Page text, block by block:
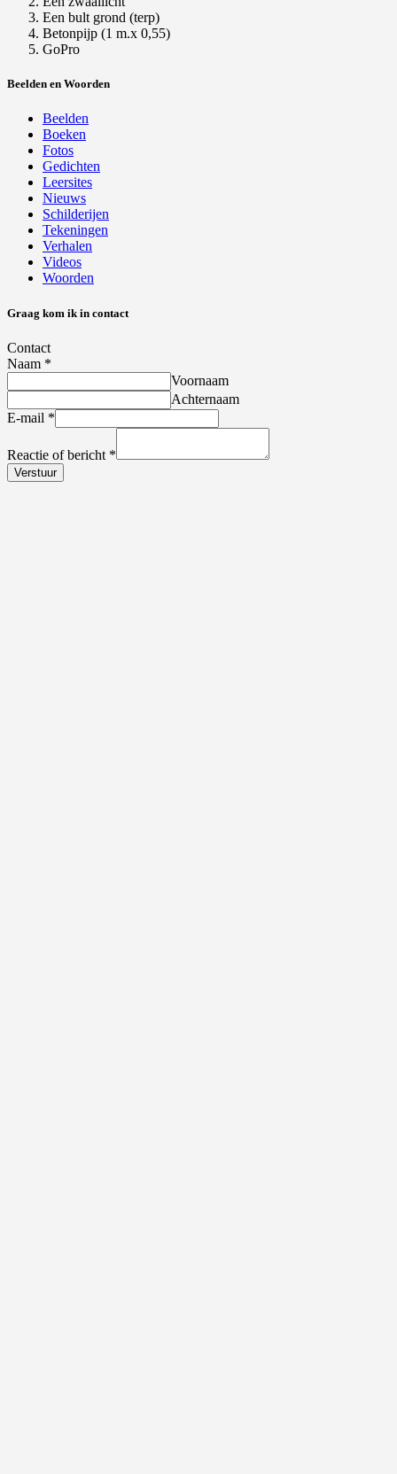
Een bult grond (terp)
Betonpijp (1 m.x 0,55)
GoPro
Beelden en Woorden
Beelden
Boeken
Fotos
Gedichten
Leersites
Nieuws
Schilderijen
Tekeningen
Verhalen
Videos
Woorden
Graag kom ik in contact
Contact
Naam *
Voornaam
Achternaam
E-mail *
Reactie of bericht *
Verstuur